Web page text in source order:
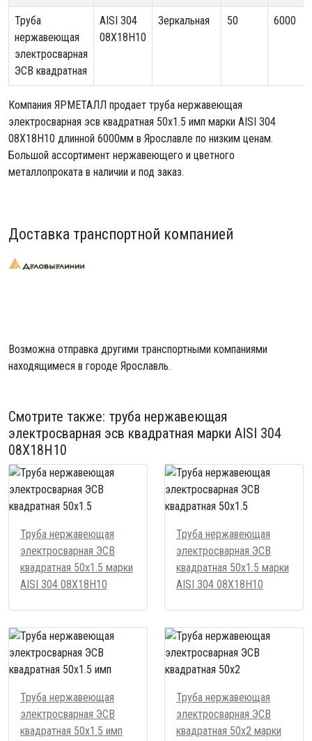
Труба
нержавеющая
электросварная
ЭСВ квадратная
AISI 304
08Х18Н10
Зеркальная 50 6000
Компания ЯРМЕТАЛЛ продает труба нержавеющая
электросварная эсв квадратная 50х1.5 имп марки AISI 304
08Х18Н10 длинной 6000мм в Ярославле по низким ценам.
Большой ассортимент нержавеющего и цветного
металлопроката в наличии и под заказ.
Доставка транспортной компанией
Возможна отправка другими транспортными компаниями
находящимеся в городе Ярославль.
Смотрите также: труба нержавеющая
электросварная эсв квадратная марки AISI 304
08Х18Н10
Труба нержавеющая
электросварная ЭСВ
квадратная 50х1.5 марки
AISI 304 08Х18Н10
Труба нержавеющая
электросварная ЭСВ
квадратная 50х1.5 марки
AISI 304 08Х18Н10
Труба нержавеющая
электросварная ЭСВ
квадратная 50х1.5 имп
Труба нержавеющая
электросварная ЭСВ
квадратная 50х2 марки